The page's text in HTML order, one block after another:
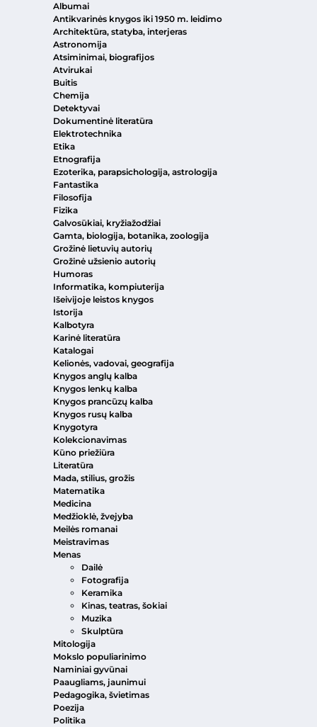
Albumai
Antikvarinės knygos iki 1950 m. leidimo
Architektūra, statyba, interjeras
Astronomija
Atsiminimai, biografijos
Atvirukai
Buitis
Chemija
Detektyvai
Dokumentinė literatūra
Elektrotechnika
Etika
Etnografija
Ezoterika, parapsichologija, astrologija
Fantastika
Filosofija
Fizika
Galvosūkiai, kryžiažodžiai
Gamta, biologija, botanika, zoologija
Grožinė lietuvių autorių
Grožinė užsienio autorių
Humoras
Informatika, kompiuterija
Išeivijoje leistos knygos
Istorija
Kalbotyra
Karinė literatūra
Katalogai
Kelionės, vadovai, geografija
Knygos anglų kalba
Knygos lenkų kalba
Knygos prancūzų kalba
Knygos rusų kalba
Knygotyra
Kolekcionavimas
Kūno priežiūra
Literatūra
Mada, stilius, grožis
Matematika
Medicina
Medžioklė, žvejyba
Meilės romanai
Meistravimas
Menas
Dailė
Fotografija
Keramika
Kinas, teatras, šokiai
Muzika
Skulptūra
Mitologija
Mokslo populiarinimo
Naminiai gyvūnai
Paaugliams, jaunimui
Pedagogika, švietimas
Poezija
Politika